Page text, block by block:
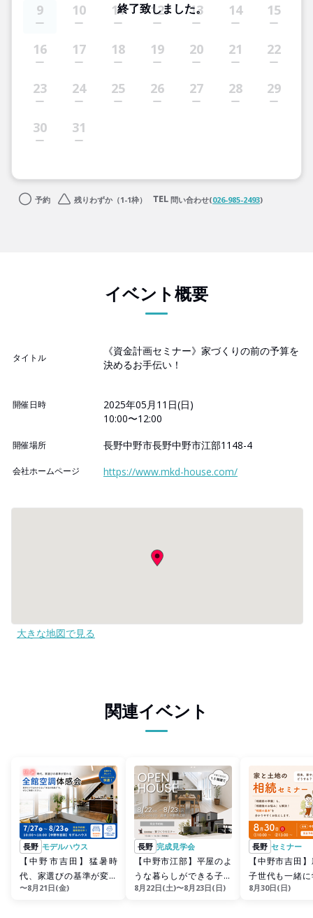
9 10 11 12 13 14 15
16 17 18 19 20 21 22
23 24 25 26 27 28 29
30 31
終了致しました。
予約 残りわずか（1-1枠） 問い合わせ(026-985-2493)
イベント概要
タイトル
《資金計画セミナー》家づくりの前の予算を
決めるお手伝い！
開催日時
2025年05月11日(日)
10:00〜12:00
開催場所 長野中野市長野中野市江部1148-4
会社ホームページ https://www.mkd-house.com/
大きな地図で見る
関連イベント
長野 モデルハウス
【中野市吉田】猛暑時
代、家選びの基準が変わ
る！全館空調体感会
〜8月21日(金)
長野 完成見学会
【中野市江部】平屋のよ
うな暮らしができる子育
て世帯の1.5階建て
8月22日(土)〜8月23日(日)
長野 セミナー
【中野市吉田
子世代も一緒
｟家と土地の
8月30日(日)